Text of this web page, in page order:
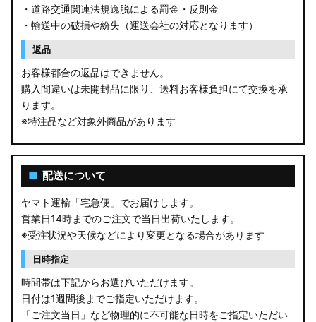
・道路交通関連法規逸脱による罰金・反則金
・輸送中の破損や紛失（運送会社の対応となります）
返品
お客様都合の返品はできません。
購入間違いは未開封品に限り、送料お客様負担にて交換を承
ります。
※特注品など対象外商品があります
■ 配送について
ヤマト運輸「宅急便」でお届けします。
営業日14時までのご注文で当日出荷いたします。
※受注状況や天候などにより変更となる場合があります
日時指定
時間帯は下記からお選びいただけます。
日付は1週間後までご指定いただけます。
「ご注文当日」など物理的に不可能な日時をご指定いただい